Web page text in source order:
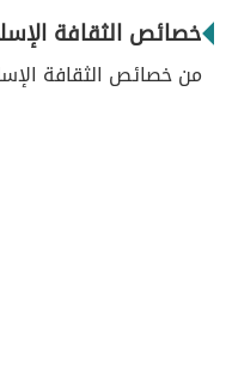
خصائص الثقافة
من خصائص الثقافة